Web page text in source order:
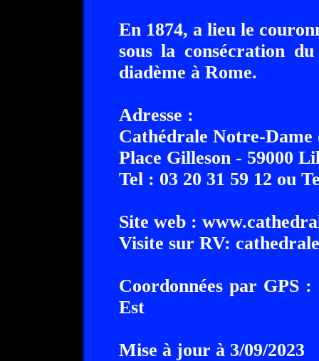
En 1874, a lieu le
sous la consécration
diadème à Rome.
Adresse :
Cathédrale Notre-Dame
Place Gilleson - 59000
Tel : 03 20 31 59 12 ou
Site web :
Visite sur RV:
Coordonnées par GPS
Est
Mise à jour à 3/09/2023